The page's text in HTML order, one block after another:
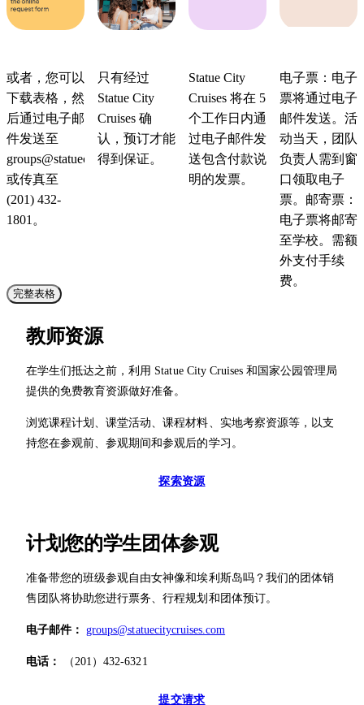
或者，您可以
下载表格，然
后通过电子邮
件发送至
groups@statuecitycruises.com
或传真至
(201) 432-
1801。
完整表格
只有经过
Statue City
Cruises 确
认，预订才能
得到保证。
Statue City
Cruises 将在 5
个工作日内通
过电子邮件发
送包含付款说
明的发票。
电子票：电子
票将通过电子
邮件发送。活
动当天，团队
负责人需到窗
口领取电子
票。邮寄票：
电子票将邮寄
至学校。需额
外支付手续
费。
教师资源
在学生们抵达之前，利用 Statue City Cruises 和国家公园管理局
提供的免费教育资源做好准备。
浏览课程计划、课堂活动、课程材料、实地考察资源等，以支
持您在参观前、参观期间和参观后的学习。
探索资源
计划您的学生团体参观
准备带您的班级参观自由女神像和埃利斯岛吗？我们的团体销
售团队将协助您进行票务、行程规划和团体预订。
电子邮件： groups@statuecitycruises.com
电话： （201）432-6321
提交请求